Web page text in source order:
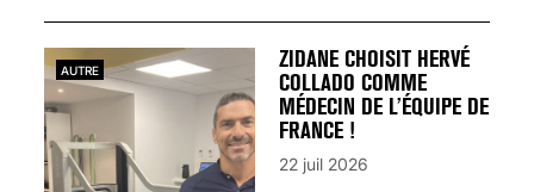
ZIDANE CHOISIT HERVÉ
COLLADO COMME
MÉDECIN DE L’ÉQUIPE DE
FRANCE !
AUTRE
22 juil 2026